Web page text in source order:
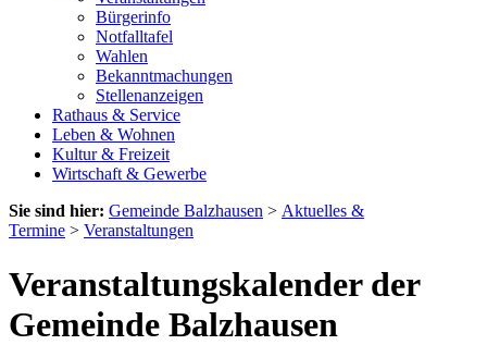
Bürgerinfo
Notfalltafel
Wahlen
Bekanntmachungen
Stellenanzeigen
Rathaus & Service
Leben & Wohnen
Kultur & Freizeit
Wirtschaft & Gewerbe
Sie sind hier: Gemeinde Balzhausen > Aktuelles &
Termine > Veranstaltungen
Veranstaltungskalender der
Gemeinde Balzhausen